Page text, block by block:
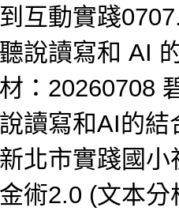
到互動實踐
聽說讀寫和 AI
材：20260708
說讀寫和AI的結
新北市實踐國
金術2.0 (文本